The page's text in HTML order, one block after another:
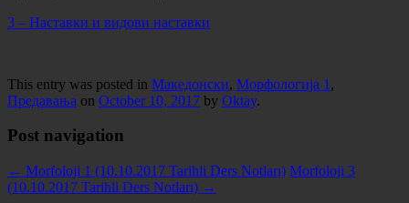
3 – Наставки и видови наставки
This entry was posted in Македонски, Морфологија 1 ,
Предавања on October 10, 2017 by Oktay.
Post navigation
← Morfoloji 1 (10.10.2017 Tarihli Ders Notları) Morfoloji 3
(10.10.2017 Tarihli Ders Notları) →